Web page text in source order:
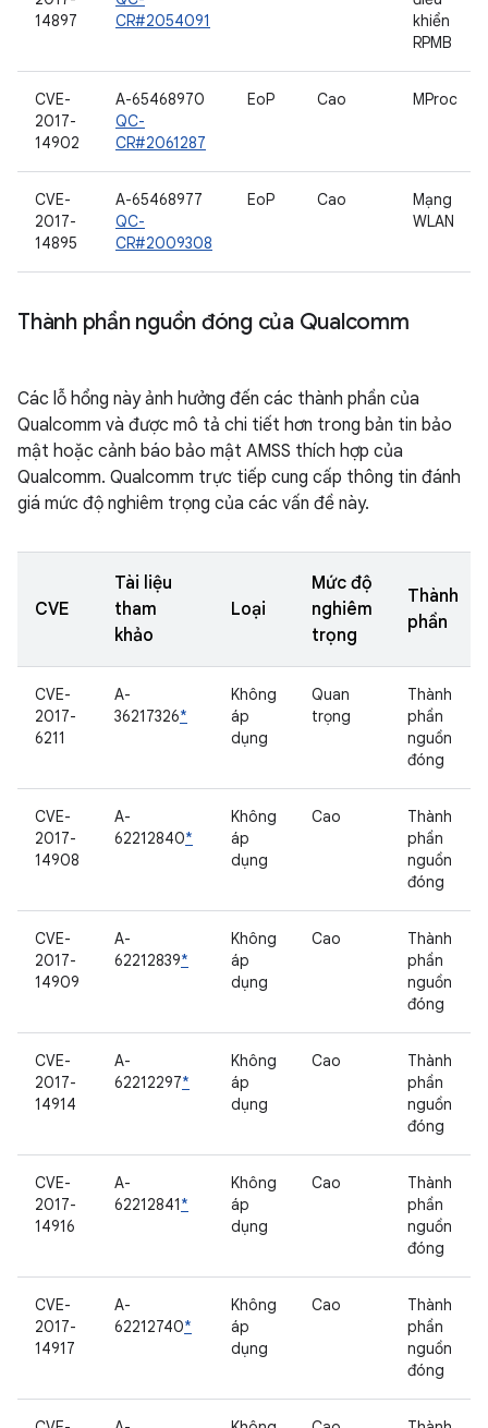
14897
CR#2054091
khiển
RPMB
CVE-
2017-
14902
A-65468970
QC-
CR#2061287
EoP Cao MProc
CVE-
2017-
14895
A-65468977
QC-
CR#2009308
EoP Cao
Mạng
WLAN
Thành phần nguồn đóng của Qualcomm
Các lỗ hổng này ảnh hưởng đến các thành phần của
Qualcomm và được mô tả chi tiết hơn trong bản tin bảo
mật hoặc cảnh báo bảo mật AMSS thích hợp của
Qualcomm. Qualcomm trực tiếp cung cấp thông tin đánh
giá mức độ nghiêm trọng của các vấn đề này.
CVE
Tài liệu
tham
khảo
Loại
Mức độ
nghiêm
trọng
Thành
phần
CVE-
2017-
6211
A-
36217326*
Không
áp
dụng
Quan
trọng
Thành
phần
nguồn
đóng
CVE-
2017-
14908
A-
62212840*
Không
áp
dụng
Cao
Thành
phần
nguồn
đóng
CVE-
2017-
14909
A-
62212839*
Không
áp
dụng
Cao
Thành
phần
nguồn
đóng
CVE-
2017-
14914
A-
62212297*
Không
áp
dụng
Cao
Thành
phần
nguồn
đóng
CVE-
2017-
14916
A-
62212841*
Không
áp
dụng
Cao
Thành
phần
nguồn
đóng
CVE-
2017-
14917
A-
62212740*
Không
áp
dụng
Cao
Thành
phần
nguồn
đóng